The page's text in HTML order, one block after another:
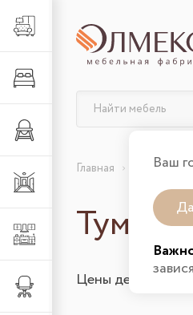
Гостиная
Кухня
Офис
Ваш
Да
Главная Каталог
Тумбы
Цены